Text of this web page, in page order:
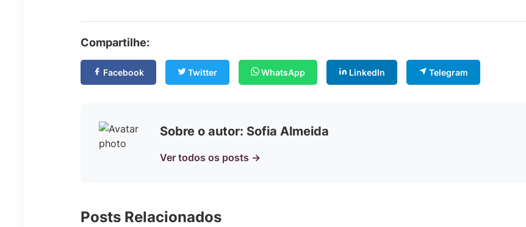
Compartilhe:
Facebook Twitter WhatsApp LinkedIn Telegram
Sobre o autor: Sofia Almeida
Ver todos os posts →
Posts Relacionados